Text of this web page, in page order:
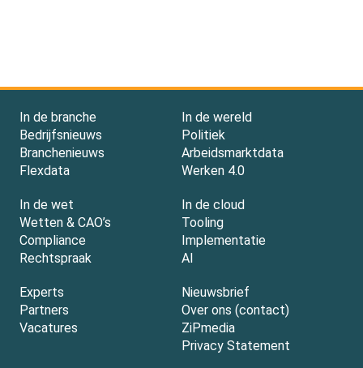
In de branche
Bedrijfsnieuws
Branchenieuws
Flexdata
In de wereld
Politiek
Arbeidsmarktdata
Werken 4.0
In de wet
Wetten & CAO’s
Compliance
Rechtspraak
In de cloud
Tooling
Implementatie
AI
Experts
Partners
Vacatures
Nieuwsbrief
Over ons (contact)
ZiPmedia
Privacy Statement